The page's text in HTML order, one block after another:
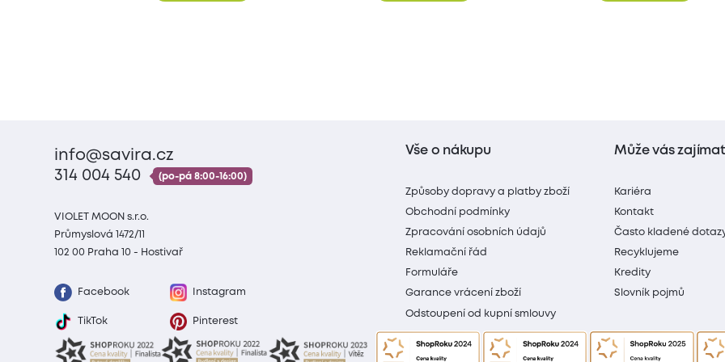
info@savira.cz
314 004 540
(po-pá 8:00-16:00)
VIOLET MOON s.r.o.
Průmyslová 1472/11
102 00 Praha 10 - Hostivař
Facebook Instagram
TikTok Pinterest
Vše o nákupu
Způsoby dopravy a platby zboží
Obchodní podmínky
Zpracování osobních údajů
Reklamační řád
Formuláře
Garance vrácení zboží
Odstoupení od kupní smlouvy
Může vás zajímat
Kariéra
Kontakt
Často kladené
Recyklujeme
Kredity
Slovník pojmů